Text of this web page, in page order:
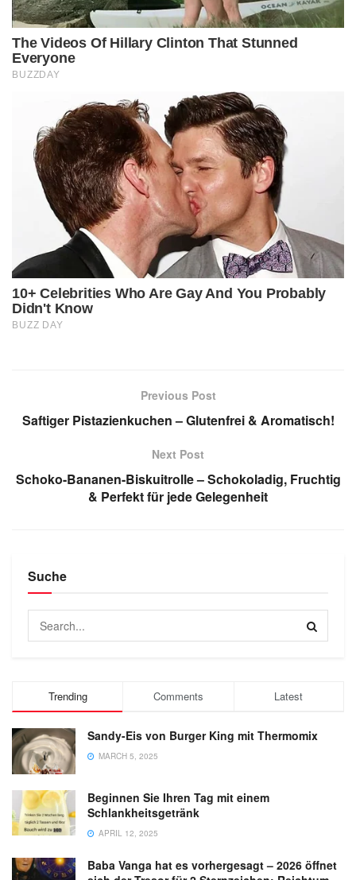
Previous Post
Saftiger Pistazienkuchen – Glutenfrei & Aromatisch!
Next Post
Schoko-Bananen-Biskuitrolle – Schokoladig, Fruchtig
& Perfekt für jede Gelegenheit
Suche
Trending Comments Latest
Sandy-Eis von Burger King mit Thermomix
MARCH 5, 2025
Beginnen Sie Ihren Tag mit einem
Schlankheitsgetränk
APRIL 12, 2025
Baba Vanga hat es vorhergesagt – 2026 öffnet